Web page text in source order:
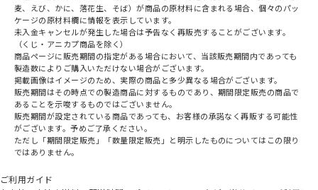
麦、えび、かに、落花生、そば）が商品の原材料に含まれる場合、個々のパッ
ケージの原材料欄に情報を表示しています。
未入金キャンセルが発生した場合は予告なく再販売することがございます。
（くじ・アニカプ商品を除く）
商品ページに販売期間の指定がある場合において、当該販売期間内であっても
製造数によりご購入いただけない場合がございます。
掲載画像はイメージのため、実際の商品と多少異なる場合がございます。
販売期間はその時点での製造商品に対するものであり、期間限定販売の商品で
あることを示唆するものではございません。
販売期間が設定されている商品であっても、お客様の承諾なく再販する可能性
がございます。予めご了承ください。
ただし「期間限定販売」「数量限定販売」と明示したものについてはこの限り
ではありません。
ご利用ガイド